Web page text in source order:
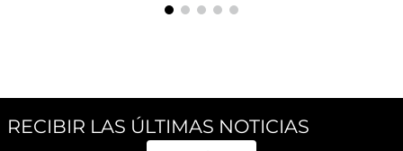
RECIBIR LAS ÚLTIMAS NOTICIAS